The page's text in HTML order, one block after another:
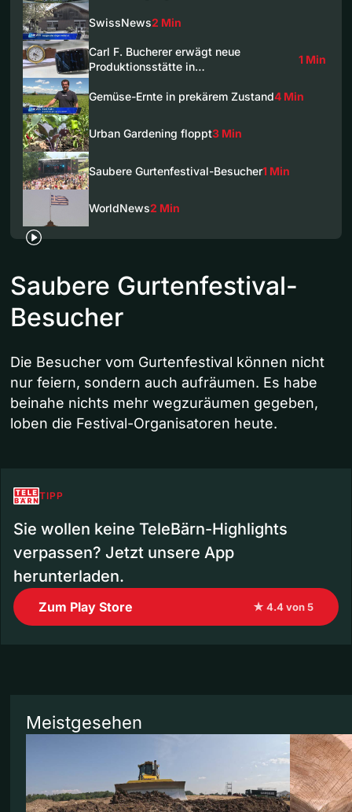
SwissNews2 Min
Carl F. Bucherer erwägt neue
Produktionsstätte in…
1 Min
Gemüse-Ernte in prekärem Zustand4 Min
Urban Gardening floppt3 Min
Saubere Gurtenfestival-Besucher1 Min
WorldNews2 Min
Saubere Gurtenfestival-
Besucher
Die Besucher vom Gurtenfestival können nicht
nur feiern, sondern auch aufräumen. Es habe
beinahe nichts mehr wegzuräumen gegeben,
loben die Festival-Organisatoren heute.
TIPP
Sie wollen keine TeleBärn-Highlights
verpassen? Jetzt unsere App
herunterladen.
Zum Play Store ★ 4.4 von 5
Meistgesehen